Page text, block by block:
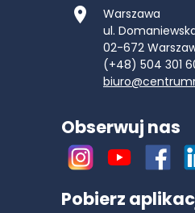
Warszawa
ul.
02-672
(+48) 504 301
Obserwuj nas
Pobierz